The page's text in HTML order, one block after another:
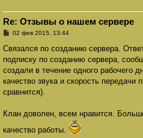
Re: Отзывы о нашем сервере
С
о
щ
е
и
е
02 фев 2015, 13:44
Связался по созданию сервера.
подписку по созданию сервера,
создали в течение одного рабочего
качество звука и скорость передачи
сравнится).
Клан доволен, всем нравится.
качество работы.